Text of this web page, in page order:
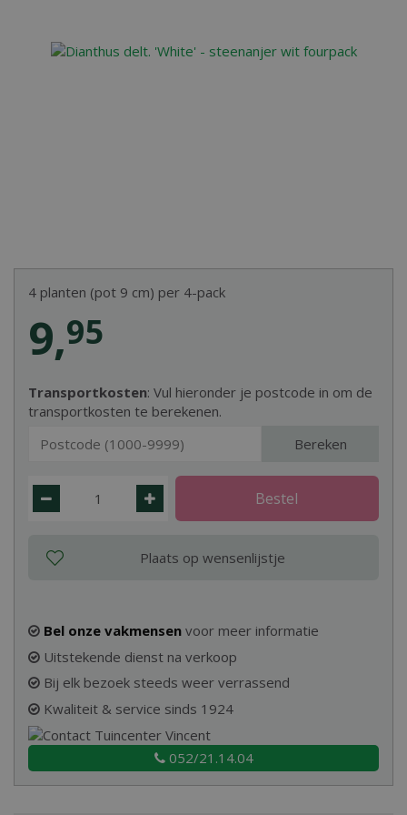
Transportkosten: Vul hieronder je postcode in om de
transportkosten te berekenen.
Bereken
9,95
4 planten (pot 9 cm) per 4-pack
Bel onze vakmensen voor meer informatie
Uitstekende dienst na verkoop
Bij elk bezoek steeds weer verrassend
Kwaliteit & service sinds 1924
052/21.14.04